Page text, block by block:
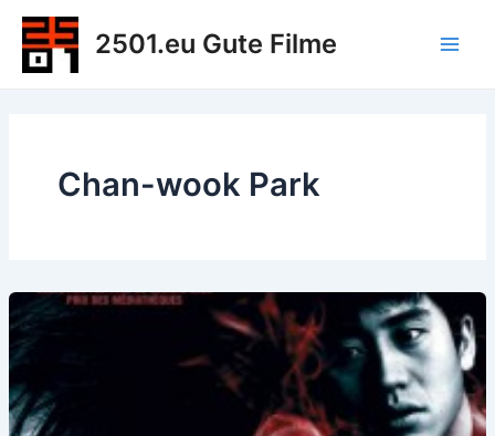
Zum
Inhalt
springen
2501.eu Gute Filme
Chan-wook Park